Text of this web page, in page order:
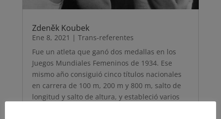
Zdeněk Koubek
Ene 8, 2021 | Trans-referentes
Fue un atleta que ganó dos medallas en los
Juegos Mundiales Femeninos de 1934. Ese
mismo año consiguió cinco títulos nacionales
en carrera de 100 m, 200 m y 800 m, salto de
longitud y salto de altura, y estableció varios